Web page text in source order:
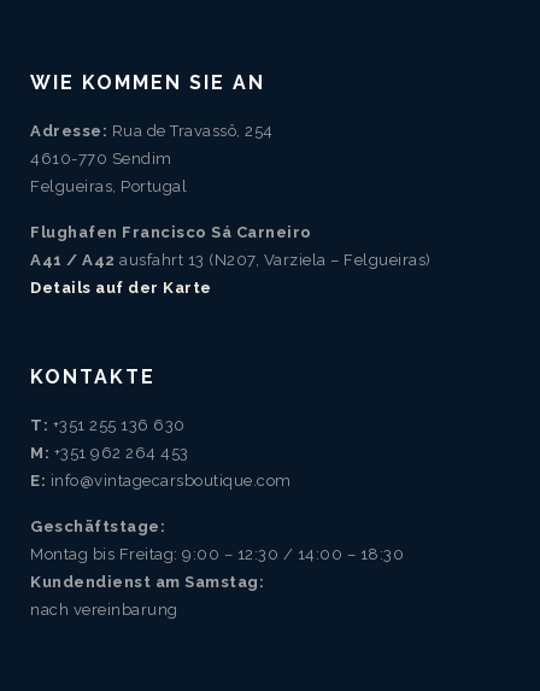
WIE KOMMEN SIE AN
Adresse: Rua de Travassô, 254
4610-770 Sendim
Felgueiras, Portugal
Flughafen Francisco Sá Carneiro
A41 / A42 ausfahrt 13 (N207, Varziela – Felgueiras)
Details auf der Karte
KONTAKTE
T: +351 255 136 630
M: +351 962 264 453
E: info@vintagecarsboutique.com
Geschäftstage:
Montag bis Freitag: 9:00 – 12:30 / 14:00 – 18:30
Kundendienst am Samstag:
nach vereinbarung